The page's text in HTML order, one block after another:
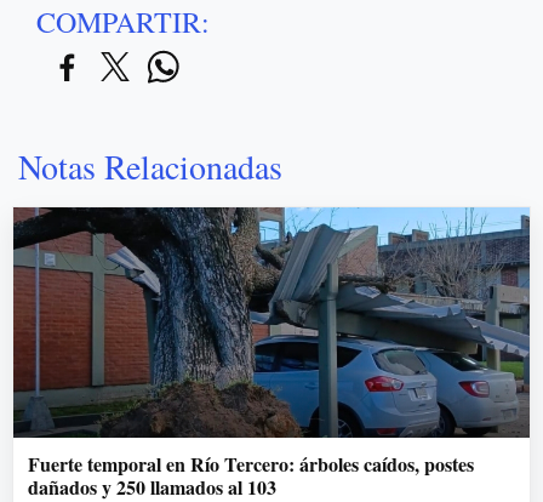
COMPARTIR:
Notas Relacionadas
Fuerte temporal en Río Tercero: árboles caídos, postes
dañados y 250 llamados al 103